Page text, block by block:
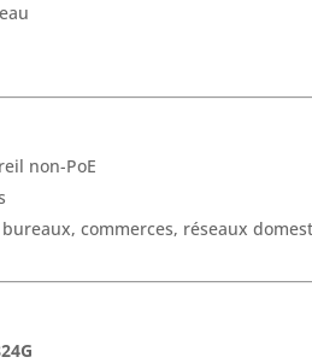
non-PoE
commerces, réseaux